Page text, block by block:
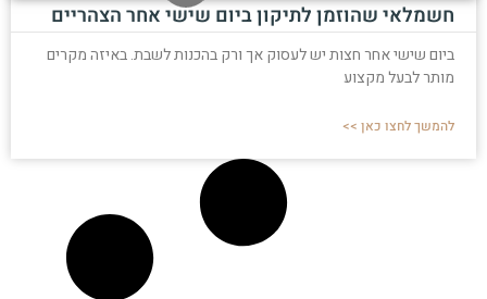
חשמלאי שהוזמן לתיקון ביום שישי אחר הצהריים
ביום שישי אחר חצות יש לעסוק אך ורק בהכנות לשבת. באיזה מקרים
מותר לבעל מקצוע
להמשך לחצו כאן >>